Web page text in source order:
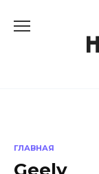
ГЛАВНАЯ